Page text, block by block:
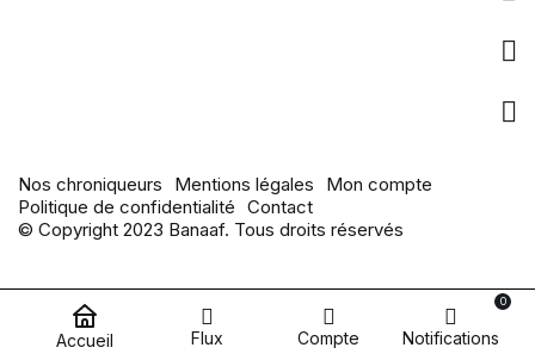
Nos chroniqueurs Mentions légales
Mon compte
Politique de confidentialité Contact
© Copyright 2023 Banaaf. Tous droits réservés
Accueil Flux Compte Notifications
0